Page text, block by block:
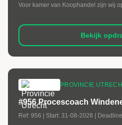
Voor kamer van Koophandel zijn wij
Bekijk
PROVINCIE
#956 Procescoach
Ref: 956 | Start: 31-08-2026 |